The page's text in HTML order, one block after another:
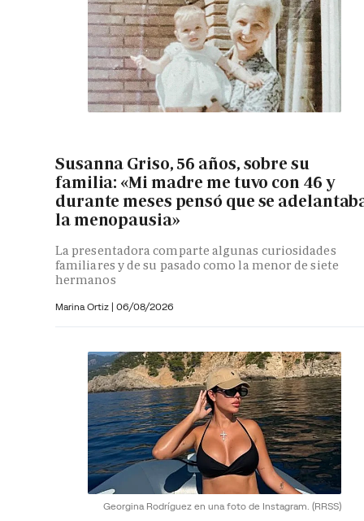
Susanna Griso, 56 años, sobre su
familia: «Mi madre me tuvo con 46 y
durante meses pensó que se
la menopausia»
La presentadora comparte algunas curiosidades
familiares y de su pasado como la menor de siete
hermanos
Marina Ortiz | 06/08/2026
Georgina Rodríguez en una foto de Instagram. (RRSS)